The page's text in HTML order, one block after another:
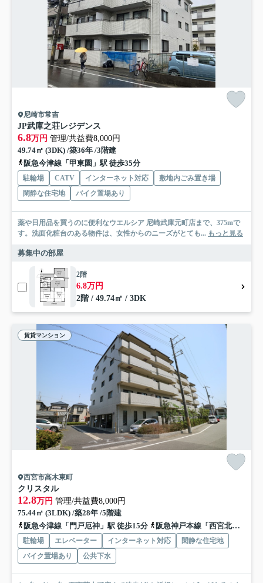
尼崎市常吉
JP武庫之荘レジデンス
6.8万円 管理/共益費8,000円
49.74㎡ (3DK) /築36年 /3階建
阪急今津線「甲東園」駅 徒歩35分
駐輪場 CATV インターネット対応
敷地内ごみ置き場
閑静な住宅地
バイク置場あり
薬や日用品を買うのに便利なウエルシア 尼崎武庫元町店まで、375mで
す。洗面化粧台のある物件は、女性からのニーズがとても... もっと見る
募集中の部屋
2階
6.8万円
2階 / 49.74㎡ / 3DK
賃貸マンション
西宮市高木東町
クリスタル
12.8万円 管理/共益費8,000円
75.44㎡ (3LDK) /築28年 /5階建
阪急今津線「門戸厄神」駅 徒歩15分
阪急神戸本線「西宮北口」駅 徒歩15分
駐輪場 エレベーター インターネット対応
閑静な住宅地
バイク置場あり
公共下水